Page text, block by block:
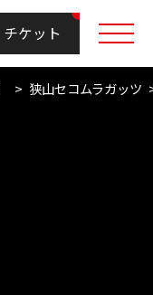
チケット
狭山セコムラガッツ